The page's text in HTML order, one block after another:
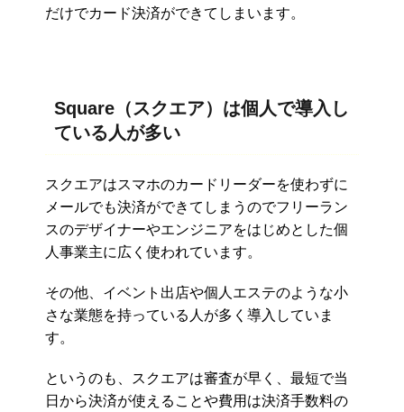
だけでカード決済ができてしまいます。
Square（スクエア）は個人で導入し
ている人が多い
スクエアはスマホのカードリーダーを使わずに
メールでも決済ができてしまうのでフリーラン
スのデザイナーやエンジニアをはじめとした個
人事業主に広く使われています。
その他、イベント出店や個人エステのような小
さな業態を持っている人が多く導入していま
す。
というのも、スクエアは審査が早く、最短で当
日から決済が使えることや費用は決済手数料の